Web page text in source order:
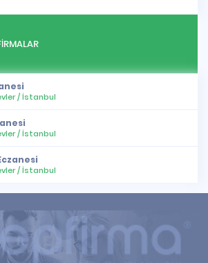
/ İstanbul
/ İstanbul
/ İstanbul